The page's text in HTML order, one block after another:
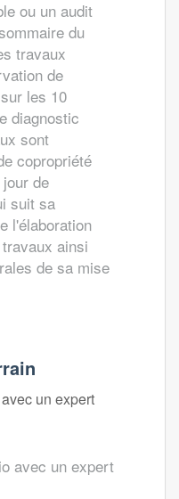
ou un audit
du
travaux
de
les 10
diagnostic
sont
copropriété
de
suit sa
l'élaboration
ainsi
de sa mise
un expert
avec un expert